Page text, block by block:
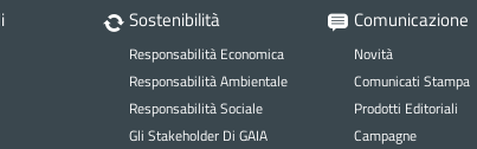
Sostenibilità
Responsabilità Economica
Responsabilità Ambientale
Responsabilità Sociale
Gli Stakeholder Di GAIA
Comunicazione
Novità
Comunicati Stampa
Prodotti Editoriali
Campagne